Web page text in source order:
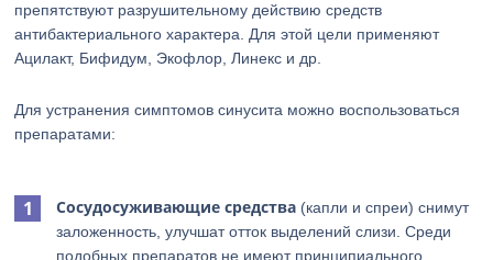
препятствуют разрушительному действию средств
антибактериального характера. Для этой цели применяют
Ацилакт, Бифидум, Экофлор, Линекс и др.
Для устранения симптомов синусита можно воспользоваться
препаратами:
Сосудосуживающие средства (капли и спреи) снимут
заложенность, улучшат отток выделений слизи. Среди
подобных препаратов не имеют принципиального